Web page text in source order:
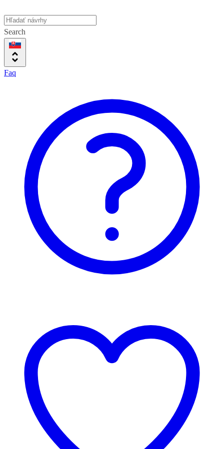
Search
Faq